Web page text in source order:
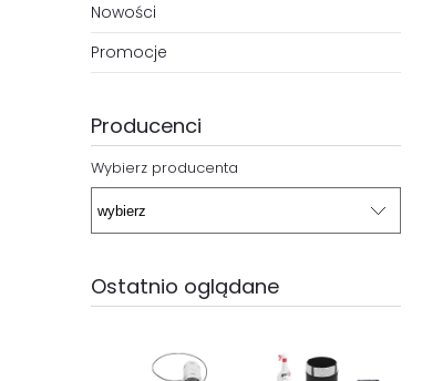
Nowości
Promocje
Producenci
Wybierz producenta
Ostatnio oglądane